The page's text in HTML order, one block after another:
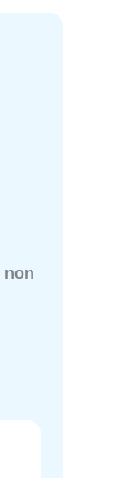
non